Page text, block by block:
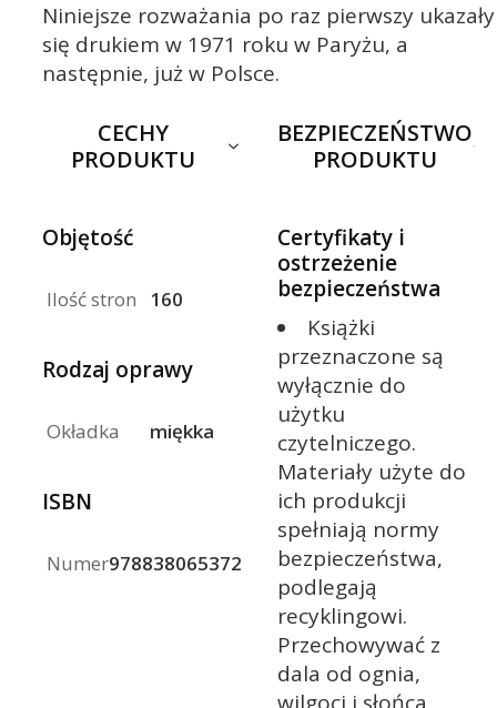
Niniejsze rozważania po raz pierwszy ukazały
się drukiem w 1971 roku w Paryżu, a
następnie, już w Polsce.
CECHY
PRODUKTU
Objętość
Ilość stron 160
Rodzaj oprawy
Okładka miękka
ISBN
Numer9788380653726
BEZPIECZEŃSTWO
PRODUKTU
Certyfikaty i
ostrzeżenie
bezpieczeństwa
Książki
przeznaczone są
wyłącznie do
użytku
czytelniczego.
Materiały użyte do
ich produkcji
spełniają normy
bezpieczeństwa,
podlegają
recyklingowi.
Przechowywać z
dala od ognia,